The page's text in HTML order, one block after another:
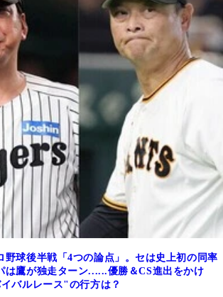
球後半戦「4つの論点」。セは史上初の同率
は鷹が独走ターン......優勝＆CS進出をかけ
バルレース"の行方は？